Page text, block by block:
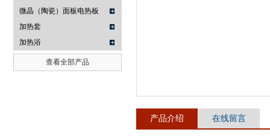
微晶（陶瓷）面板电热板
加热套
加热浴
查看全部产品
产品介绍 在线留言